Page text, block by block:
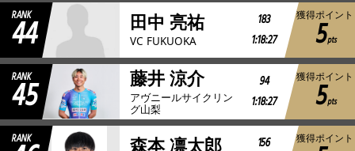
RANK
44 田中 亮祐
VC FUKUOKA
183
1:18:27
獲得ポイント
5pts
RANK
45 藤井 涼介
アヴニールサイクリン
グ山梨
94
1:18:27
獲得ポイント
5pts
RANK 森本 凛太郎
156
獲得ポイント